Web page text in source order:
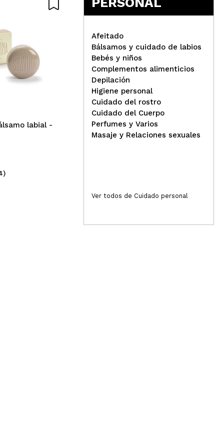
labial -
IDC Institute - Bálsamo
labial - Fresa 2
Afeitado
Bálsamos y cuidado de labios
Bebés y niños
Complementos alimenticios
Depilación
Higiene personal
Cuidado del rostro
Cuidado del Cuerpo
Perfumes y Varios
Masaje y Relaciones sexuales
Ver todos de Cuidado personal